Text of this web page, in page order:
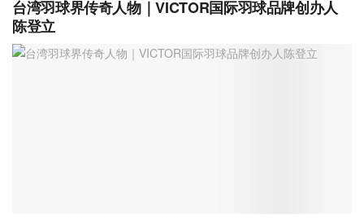
台湾羽球界传奇人物｜VICTOR国际羽球品牌创办人
陈登立